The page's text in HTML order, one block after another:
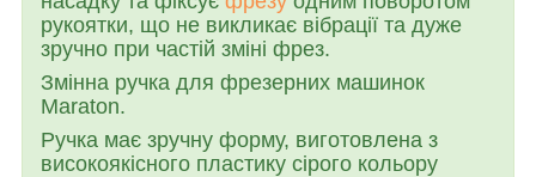
рукоятки, що не викликає вібрації та дуже
зручно при частій зміні фрез.
Змінна ручка для фрезерних машинок
Maraton.
Ручка має зручну форму, виготовлена з
високоякісного пластику сірого кольору